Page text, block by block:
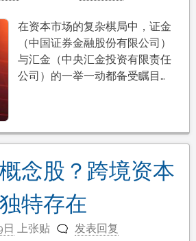
在资本市场的复杂棋局中，证金
（中国证券金融股份有限公司）
与汇金（中央汇金投资有限责任
公司）的一举一动都备受瞩目…
念股？跨境资本
特存在
上张贴 发表回复